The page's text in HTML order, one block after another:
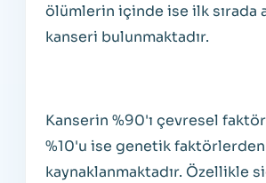
ölümlerin içinde ise ilk sırada
kanseri bulunmaktadır.
Kanserin %90'ı çevresel
%10'u ise genetik faktörlerden
kaynaklanmaktadır. Özellikle